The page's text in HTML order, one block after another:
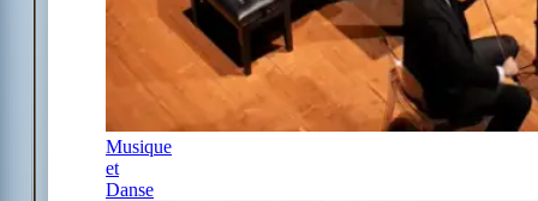
Musique
et
Danse